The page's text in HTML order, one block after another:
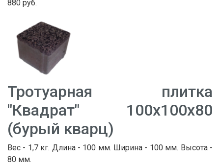
880 руб.
Тротуарная плитка
"Квадрат" 100х100х80
(бурый кварц)
Вес - 1,7 кг. Длина - 100 мм. Ширина - 100 мм. Высота -
80 мм.